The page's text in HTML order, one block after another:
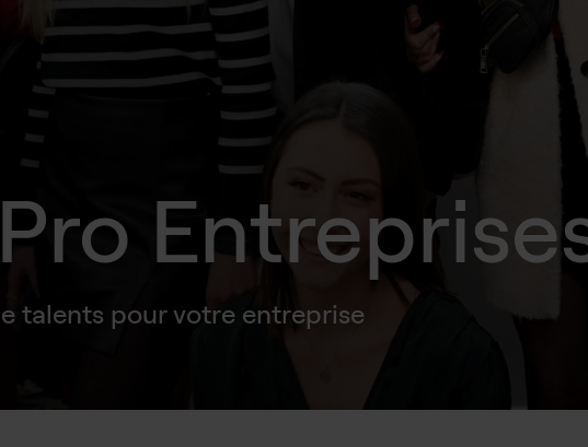
talents pour votre entreprise